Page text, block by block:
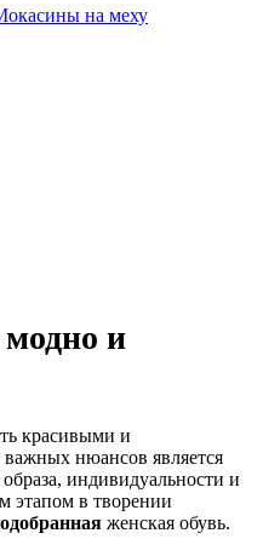
на меху
и
красивыми и
нюансов является
индивидуальности и
этапом в творении
женская обувь.